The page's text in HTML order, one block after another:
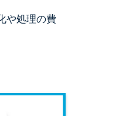
や処理の費